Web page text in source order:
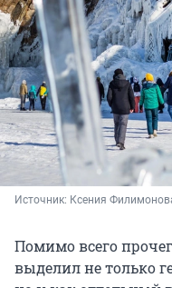
Источник: Ксения
Помимо всего
выделил не только